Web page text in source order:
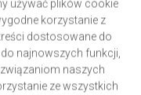
używać plików cookie
korzystanie z
dostosowane do
najnowszych funkcji,
naszych
ze wszystkich